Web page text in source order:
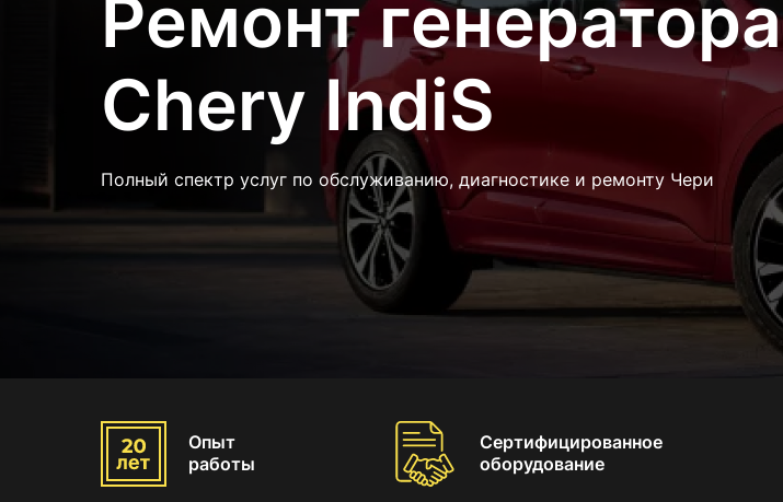
Ремонт генератора
Chery IndiS
Полный спектр услуг по обслуживанию, диагностике и ремонту Чери
Опыт
работы
Сертифицированное
оборудование